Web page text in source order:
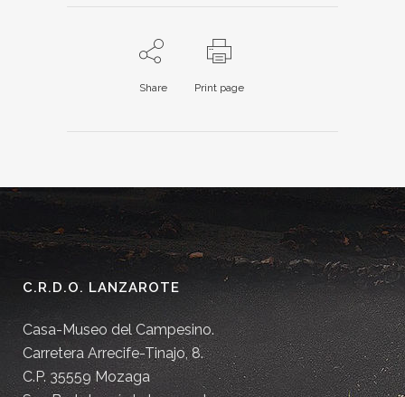
Share Print page
C.R.D.O. LANZAROTE
Casa-Museo del Campesino.
Carretera Arrecife-Tinajo, 8.
C.P. 35559 Mozaga